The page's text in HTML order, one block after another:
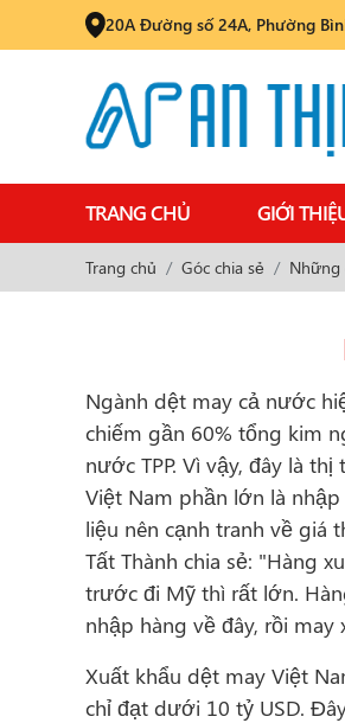
20A Đường số 24A, Phường
TRANG CHỦ GIỚI
Trang chủ Góc chia sẻ Những
Ngành dệt may cả nước
chiếm gần 60% tổng kim
nước TPP. Vì vậy, đây là
Việt Nam phần lớn là
liệu nên cạnh tranh về giá
Tất Thành chia sẻ: "Hàng
trước đi Mỹ thì rất lớn.
nhập hàng về đây, rồi may
Xuất khẩu dệt may Việt
chỉ đạt dưới 10 tỷ USD.